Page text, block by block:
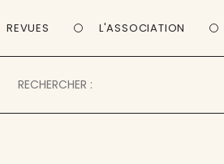
REVUES L'ASSOCIATION